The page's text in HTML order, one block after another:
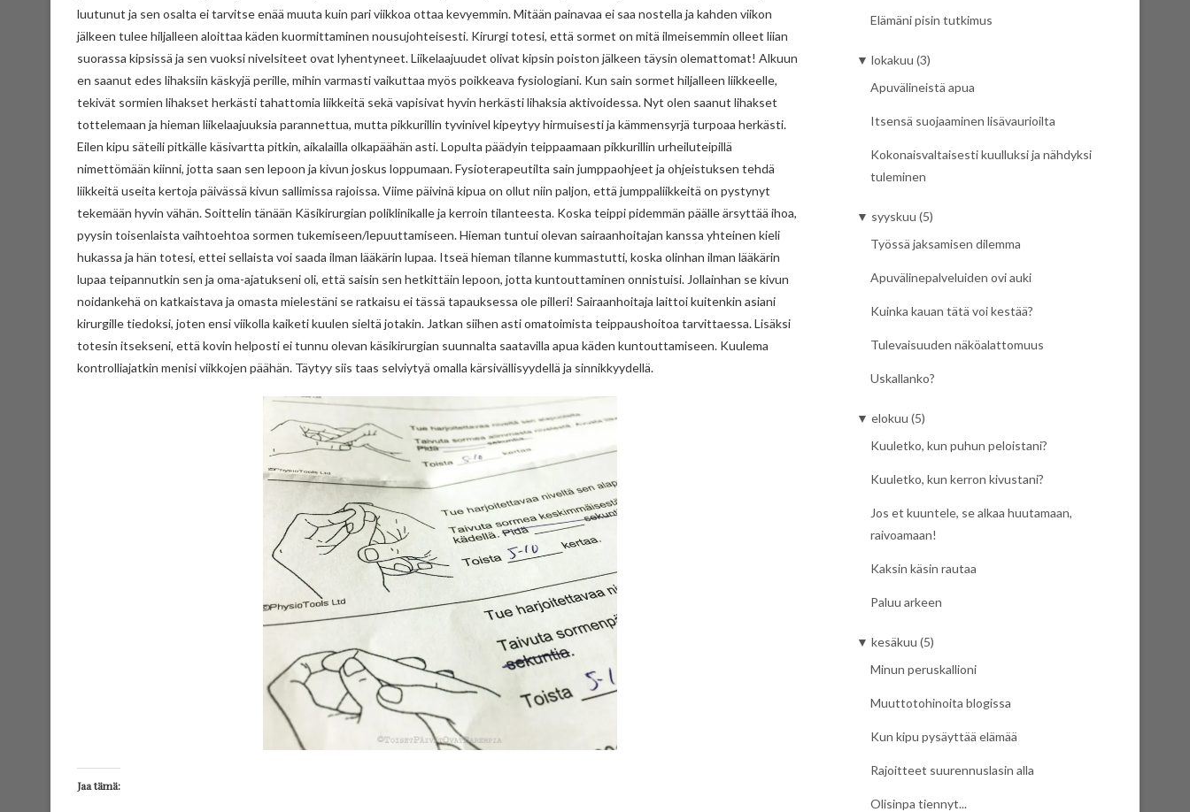
luutunut ja sen osalta ei tarvitse enää muuta kuin pari viikkoa ottaa kevyemmin. Mitään painavaa ei saa nostella ja kahden viikon
jälkeen tulee hiljalleen aloittaa käden kuormittaminen nousujohteisesti. Kirurgi totesi, että sormet on mitä ilmeisemmin olleet liian
suorassa kipsissä ja sen vuoksi nivelsiteet ovat lyhentyneet. Liikelaajuudet olivat kipsin poiston jälkeen täysin olemattomat! Alkuun
en saanut edes lihaksiin käskyjä perille, mihin varmasti vaikuttaa myös poikkeava fysiologiani. Kun sain sormet hiljalleen liikkeelle,
tekivät sormien lihakset herkästi tahattomia liikkeitä sekä vapisivat hyvin herkästi lihaksia aktivoidessa. Nyt olen saanut lihakset
tottelemaan ja hieman liikelaajuuksia parannettua, mutta pikkurillin tyvinivel kipeytyy hirmuisesti ja kämmensyrjä turpoaa herkästi.
Eilen kipu säteili pitkälle käsivartta pitkin, aikalailla olkapäähän asti. Lopulta päädyin teippaamaan pikkurillin urheiluteipillä
nimettömään kiinni, jotta saan sen lepoon ja kivun joskus loppumaan. Fysioterapeutilta sain jumppaohjeet ja ohjeistuksen tehdä
liikkeitä useita kertoja päivässä kivun sallimissa rajoissa. Viime päivinä kipua on ollut niin paljon, että jumppaliikkeitä on pystynyt
tekemään hyvin vähän. Soittelin tänään Käsikirurgian poliklinikalle ja kerroin tilanteesta. Koska teippi pidemmän päälle ärsyttää ihoa,
pyysin toisenlaista vaihtoehtoa sormen tukemiseen/lepuuttamiseen. Hieman tuntui olevan sairaanhoitajan kanssa yhteinen kieli
hukassa ja hän totesi, ettei sellaista voi saada ilman lääkärin lupaa. Itseä hieman tilanne kummastutti, koska olinhan ilman lääkärin
lupaa teipannutkin sen ja oma-ajatukseni oli, että saisin sen hetkittäin lepoon, jotta kuntouttaminen onnistuisi. Jollainhan se kivun
noidankehä on katkaistava ja omasta mielestäni se ratkaisu ei tässä tapauksessa ole pilleri! Sairaanhoitaja laittoi kuitenkin asiani
kirurgille tiedoksi, joten ensi viikolla kaiketi kuulen sieltä jotakin. Jatkan siihen asti omatoimista teippaushoitoa tarvittaessa. Lisäksi
totesin itsekseni, että kovin helposti ei tunnu olevan käsikirurgian suunnalta saatavilla apua käden kuntouttamiseen. Kuulema
kontrolliajatkin menisi viikkojen päähän. Täytyy siis taas selviytyä omalla kärsivällisyydellä ja sinnikkyydellä.
Jaa tämä:
Elämäni pisin tutkimus
▼ lokakuu (3)
Apuvälineistä apua
Itsensä suojaaminen lisävaurioilta
Kokonaisvaltaisesti kuulluksi ja nähdyksi
tuleminen
▼ syyskuu (5)
Työssä jaksamisen dilemma
Apuvälinepalveluiden ovi auki
Kuinka kauan tätä voi kestää?
Tulevaisuuden näköalattomuus
Uskallanko?
▼ elokuu (5)
Kuuletko, kun puhun peloistani?
Kuuletko, kun kerron kivustani?
Jos et kuuntele, se alkaa huutamaan,
raivoamaan!
Kaksin käsin rautaa
Paluu arkeen
▼ kesäkuu (5)
Minun peruskallioni
Muuttotohinoita blogissa
Kun kipu pysäyttää elämää
Rajoitteet suurennuslasin alla
Olisinpa tiennyt...